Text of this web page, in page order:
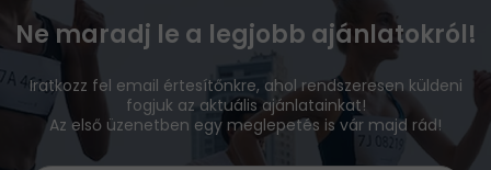
Ne maradj le a legjobb ajánlatokról!
Iratkozz fel email értesítőnkre, ahol rendszeresen küldeni
fogjuk az aktuális ajánlatainkat!
Az első üzenetben egy meglepetés is vár majd rád!